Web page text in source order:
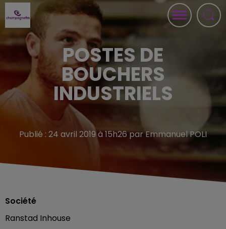
POSTES DE
BOUCHERS
INDUSTRIELS
Publié : 24 avril 2019 à 15h26 par Emmanuel POLI
Société
Ranstad Inhouse